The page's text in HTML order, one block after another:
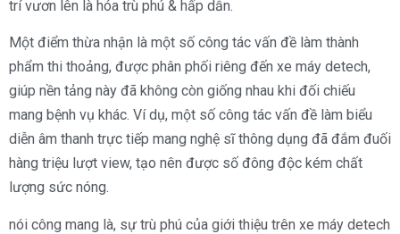
trí vươn lên là hóa trù phú & hấp dẫn.
Một điểm thừa nhận là một số công tác vấn đề làm thành
phẩm thi thoảng, được phân phối riêng đến xe máy detech,
giúp nền tảng này đã không còn giống nhau khi đối chiếu
mang bệnh vụ khác. Ví dụ, một số công tác vấn đề làm biểu
diễn âm thanh trực tiếp mang nghệ sĩ thông dụng đã đắm đuối
hàng triệu lượt view, tạo nên được số đông độc kém chất
lượng sức nóng.
nói công mang là, sự trù phú của giới thiệu trên xe máy detech